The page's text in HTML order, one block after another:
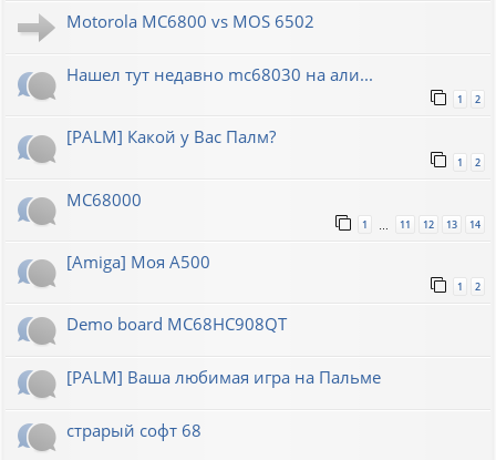
Motorola MC6800 vs MOS 6502
Нашел тут недавно mc68030 на али...
1 2
[PALM] Какой у Вас Палм?
1 2
MC68000
1 11 12 13 14
[Amiga] Моя A500
1 2
Demo board MC68HC908QT
[PALM] Ваша любимая игра на Пальме
страрый софт 68